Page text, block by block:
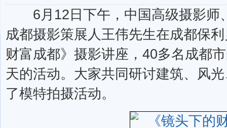
6月12日下午，中国高级摄影师
成都摄影策展人王伟先生在成都保
财富成都》摄影讲座，40多名成都
天的活动。大家共同研讨建筑、风
了模特拍摄活动。